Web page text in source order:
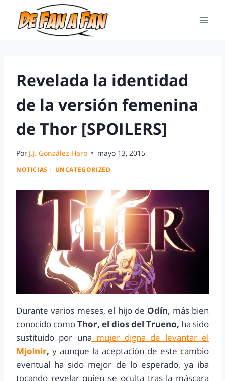
Revelada la identidad
de la versión femenina
de Thor [SPOILERS]
Por J.J. González Haro mayo 13, 2015
NOTICIAS | UNCATEGORIZED
Durante varios meses, el hijo de Odín, más bien
conocido comoThor, el dios del Trueno, ha sido
sustituido por una mujer digna de levantar el
Mjolnir, y aunque la aceptación de este cambio
eventual ha sido mejor de lo esperado, ya iba
tocando revelar quien se oculta tras la máscara